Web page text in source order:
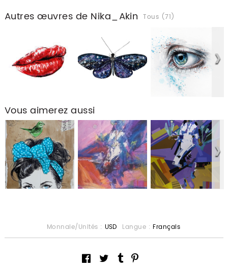
Autres œuvres de Nika_Akin Tous (71)
Vous aimerez aussi
Monnaie/Unités : USD Langue : Français